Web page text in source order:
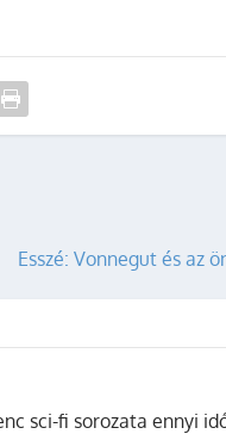
Esszé: Vonnegut és az
sci-fi sorozata ennyi